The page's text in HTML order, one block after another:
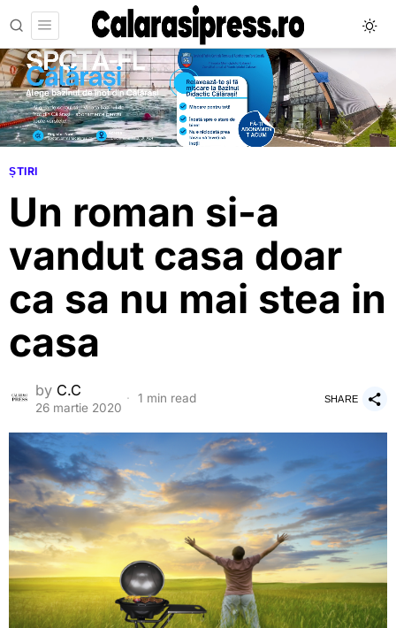
ȘTIRI
Un roman si-a
vandut casa doar
ca sa nu mai stea in
casa
by C.C
26 martie 2020
1 min read SHARE